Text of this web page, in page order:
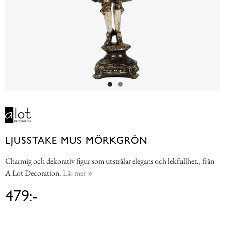
LJUSSTAKE MUS MÖRKGRÖN
Charmig och dekorativ figur som utstrålar elegans och lekfullhet., från
A Lot Decoration. Läs mer
479:-